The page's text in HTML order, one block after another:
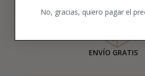
ENVÍO GRATIS
No, gracias, quiero pagar el